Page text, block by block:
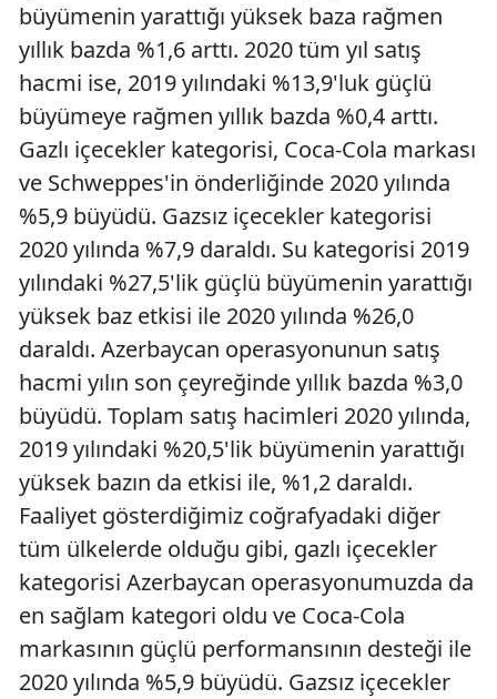
büyümenin yarattığı yüksek baza rağmen
yıllık bazda %1,6 arttı. 2020 tüm yıl satış
hacmi ise, 2019 yılındaki %13,9'luk güçlü
büyümeye rağmen yıllık bazda %0,4 arttı.
Gazlı içecekler kategorisi, Coca-Cola markası
ve Schweppes'in önderliğinde 2020 yılında
%5,9 büyüdü. Gazsız içecekler kategorisi
2020 yılında %7,9 daraldı. Su kategorisi 2019
yılındaki %27,5'lik güçlü büyümenin yarattığı
yüksek baz etkisi ile 2020 yılında %26,0
daraldı. Azerbaycan operasyonunun satış
hacmi yılın son çeyreğinde yıllık bazda %3,0
büyüdü. Toplam satış hacimleri 2020 yılında,
2019 yılındaki %20,5'lik büyümenin yarattığı
yüksek bazın da etkisi ile, %1,2 daraldı.
Faaliyet gösterdiğimiz coğrafyadaki diğer
tüm ülkelerde olduğu gibi, gazlı içecekler
kategorisi Azerbaycan operasyonumuzda da
en sağlam kategori oldu ve Coca-Cola
markasının güçlü performansının desteği ile
2020 yılında %5,9 büyüdü. Gazsız içecekler